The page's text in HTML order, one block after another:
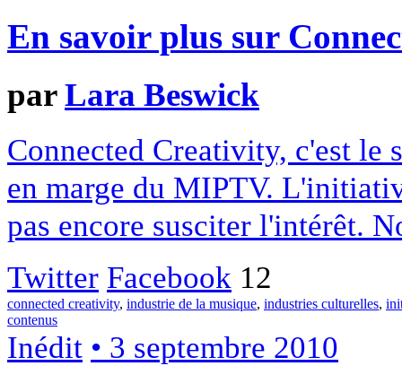
En savoir plus sur
parLara Beswick
Connected Creativity, c'est le
en marge du MIPTV.
pas encore susciter l'intérêt.
Twitter Facebook 12
connected creativity, industrie de la musique, industries culturelles,
contenus
Inédit • 3 septembre 2010